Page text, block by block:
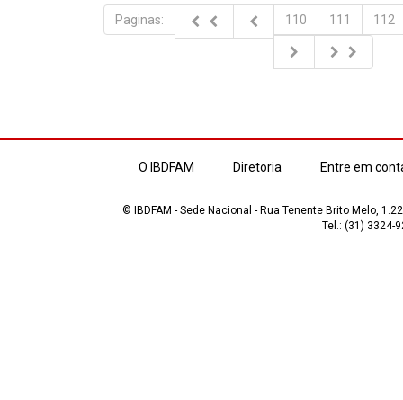
Paginas: 110 111 112
O IBDFAM Diretoria Entre em
© IBDFAM - Sede Nacional - Rua Tenente Brito Melo,
Tel.: (31) 3324-